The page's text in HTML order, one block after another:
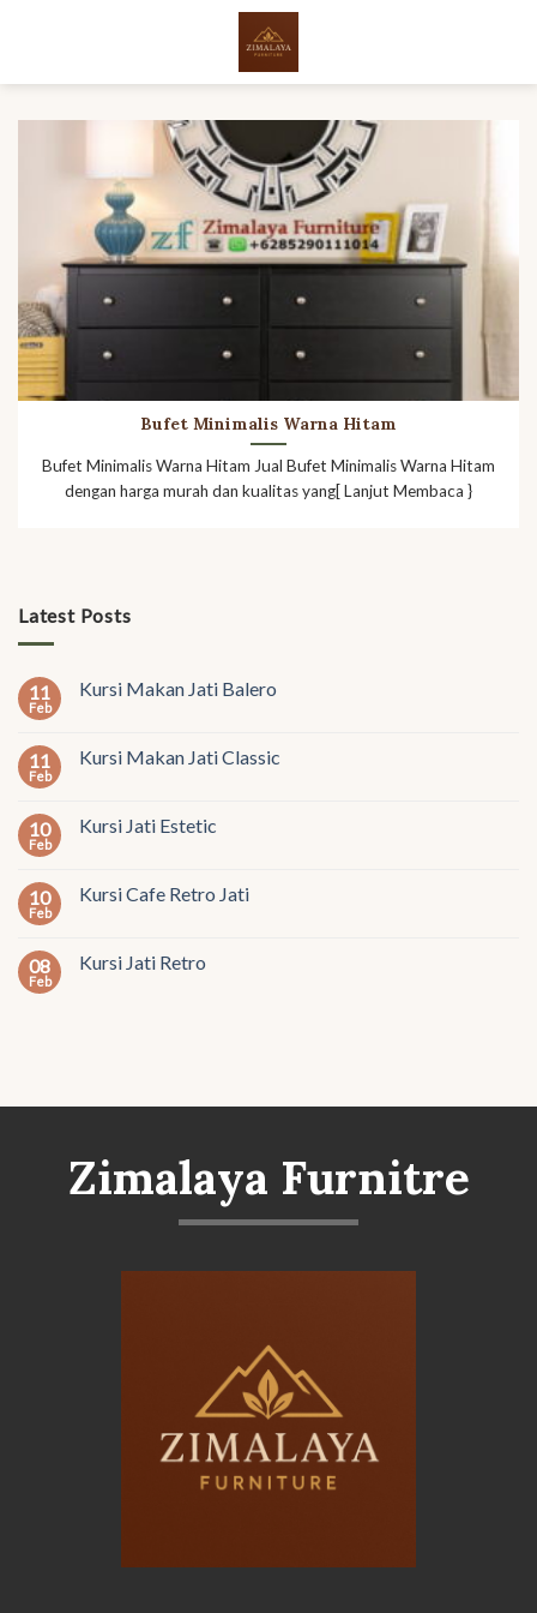
Latest Posts
11
Feb
Kursi Makan Jati Balero
11
Feb
Kursi Makan Jati Classic
10
Feb
Kursi Jati Estetic
10
Feb
Kursi Cafe Retro Jati
08
Feb
Kursi Jati Retro
Bufet Minimalis Warna Hitam
Bufet Minimalis Warna Hitam Jual Bufet Minimalis Warna Hitam
dengan harga murah dan kualitas yang[ Lanjut Membaca }
Zimalaya Furnitre